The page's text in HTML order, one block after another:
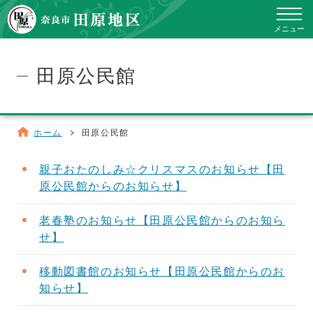
toggle
メニュー
田原公民館
ホーム 田原公民館
親子おたのしみ☆クリスマスのお知らせ【田
原公民館からのお知らせ】
老春塾のお知らせ【田原公民館からのお知ら
せ】
移動図書館のお知らせ【田原公民館からのお
知らせ】